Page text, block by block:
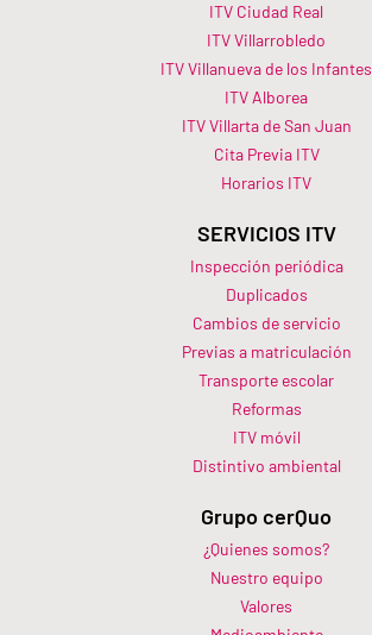
ITV Ciudad Real
ITV Villarrobledo
ITV Villanueva de los Infantes
ITV Alborea
ITV Villarta de San Juan
Cita Previa ITV
Horarios ITV​
SERVICIOS ITV
Inspección periódica
Duplicados
Cambios de servicio
Previas a matriculación
Transporte escolar
Reformas
ITV móvil
Distintivo ambiental
Grupo cerQuo
¿Quienes somos?
Nuestro equipo
Valores